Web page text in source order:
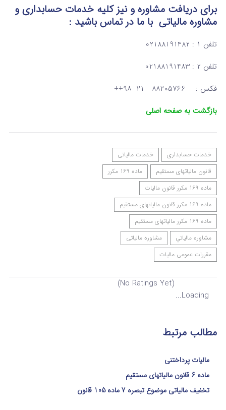
برای دریافت مشاوره و نیز کلیه خدمات حسابداری و
مشاوره مالیاتیبا ما در تماسباشید :
تلفن ۱ : 02188191482
تلفن ۲ : 02188191483
فکس : ۸۸۲۰۵۷۶۶ ۲۱ ۹۸++
بازگشت به صفحه اصلی
خدمات حسابداری
خدمات مالیاتی
قانون مالیاتهای مستقیم
ماده 169 مکرر
ماده 169 مکرر قانون مالیات
ماده 169 مکرر قانون مالیاتهای مستقیم
ماده 169 مکرر مالیاتهای مستقیم
مشاوره مالياتي
مشاوره مالیاتی
مقررات عمومی مالیات
(No Ratings Yet)
Loading...
مطالب مرتبط
مالیات پرداختنی
ماده 6 قانون مالیاتهای مستقیم
تخفیف مالیاتی موضوع تبصره 7 ماده 105 قانون